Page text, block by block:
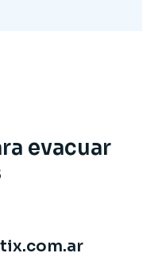
evacuar